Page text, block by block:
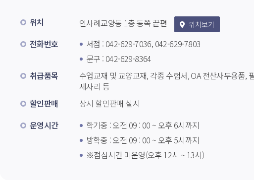
위치 인사례교양동 1층 동쪽 끝편 위치보기
전화번호
서점 : 042-629-7036, 042-629-7803
문구 : 042-629-8364
취급품목
수업교재 및 교양교재, 각종 수험서, OA 전산사무용품
세사리 등
할인판매
상시 할인판매 실시
운영시간
학기중 : 오전 09 : 00 ~ 오후 6시까지
방학중 : 오전 09 : 00 ~ 오후 5시까지
※점심시간 미운영(오후 12시 ~ 13시)